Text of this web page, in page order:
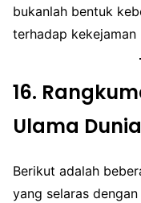
bukanlah bentuk
terhadap kekejaman
16.
Ulama
Berikut adalah
yang selaras